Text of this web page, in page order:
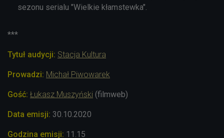
sezonu serialu "Wielkie kłamstewka".
***
Tytuł audycji: Stacja Kultura
Prowadzi: Michał Piwowarek
Gość: Łukasz Muszyński (filmweb)
Data emisji: 30.10.2020
Godzina emisji: 11.15